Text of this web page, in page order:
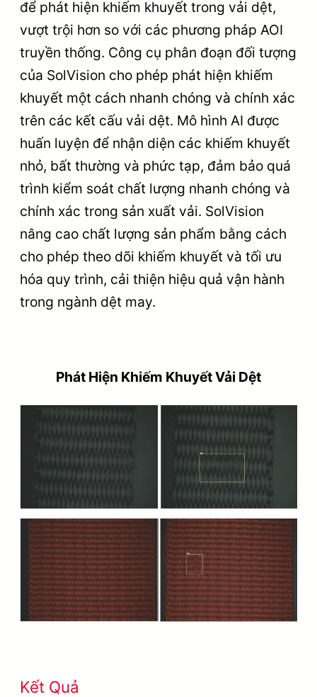
để phát hiện khiếm khuyết trong vải dệt,
vượt trội hơn so với các phương pháp AOI
truyền thống. Công cụ phân đoạn đối tượng
của SolVision cho phép phát hiện khiếm
khuyết một cách nhanh chóng và chính xác
trên các kết cấu vải dệt. Mô hình AI được
huấn luyện để nhận diện các khiếm khuyết
nhỏ, bất thường và phức tạp, đảm bảo quá
trình kiểm soát chất lượng nhanh chóng và
chính xác trong sản xuất vải. SolVision
nâng cao chất lượng sản phẩm bằng cách
cho phép theo dõi khiếm khuyết và tối ưu
hóa quy trình, cải thiện hiệu quả vận hành
trong ngành dệt may.
Phát Hiện Khiếm Khuyết Vải Dệt
Kết Quả